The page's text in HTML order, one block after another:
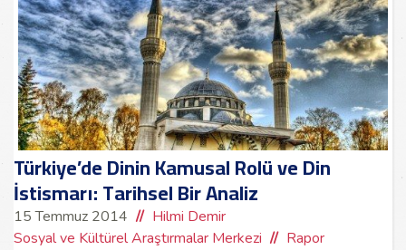
Türkiye’de Dinin Kamusal Rolü ve Din
İstismarı: Tarihsel Bir Analiz
15 Temmuz 2014
Hilmi Demir
Sosyal ve Kültürel Araştırmalar Merkezi
Rapor